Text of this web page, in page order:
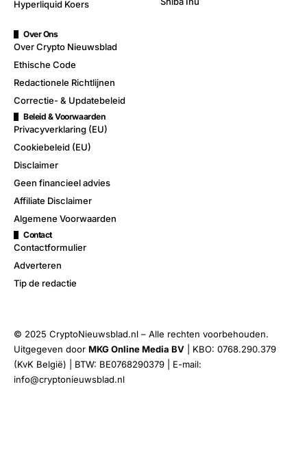
Hyperliquid Koers
Over Ons
Over Crypto Nieuwsblad
Ethische Code
Redactionele Richtlijnen
Correctie- & Updatebeleid
Beleid & Voorwaarden
Privacyverklaring (EU)
Cookiebeleid (EU)
Disclaimer
Geen financieel advies
Affiliate Disclaimer
Algemene Voorwaarden
Contact
Contactformulier
Adverteren
Tip de redactie
© 2025 CryptoNieuwsblad.nl – Alle rechten voorbehouden.
Uitgegeven door MKG Online Media BV | KBO: 0768.290.379
(KvK België) | BTW: BE0768290379 | E-mail:
info@cryptonieuwsblad.nl